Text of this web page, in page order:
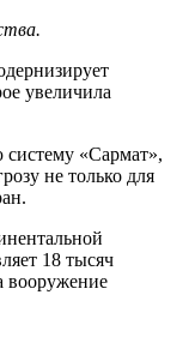
увеличила
«Сармат»,
не только для
18 тысяч
вооружение